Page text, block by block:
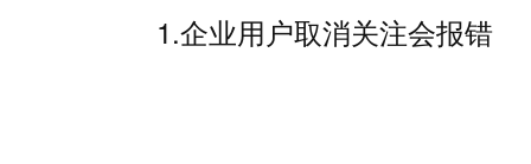
1.企业用户取消关注会报错